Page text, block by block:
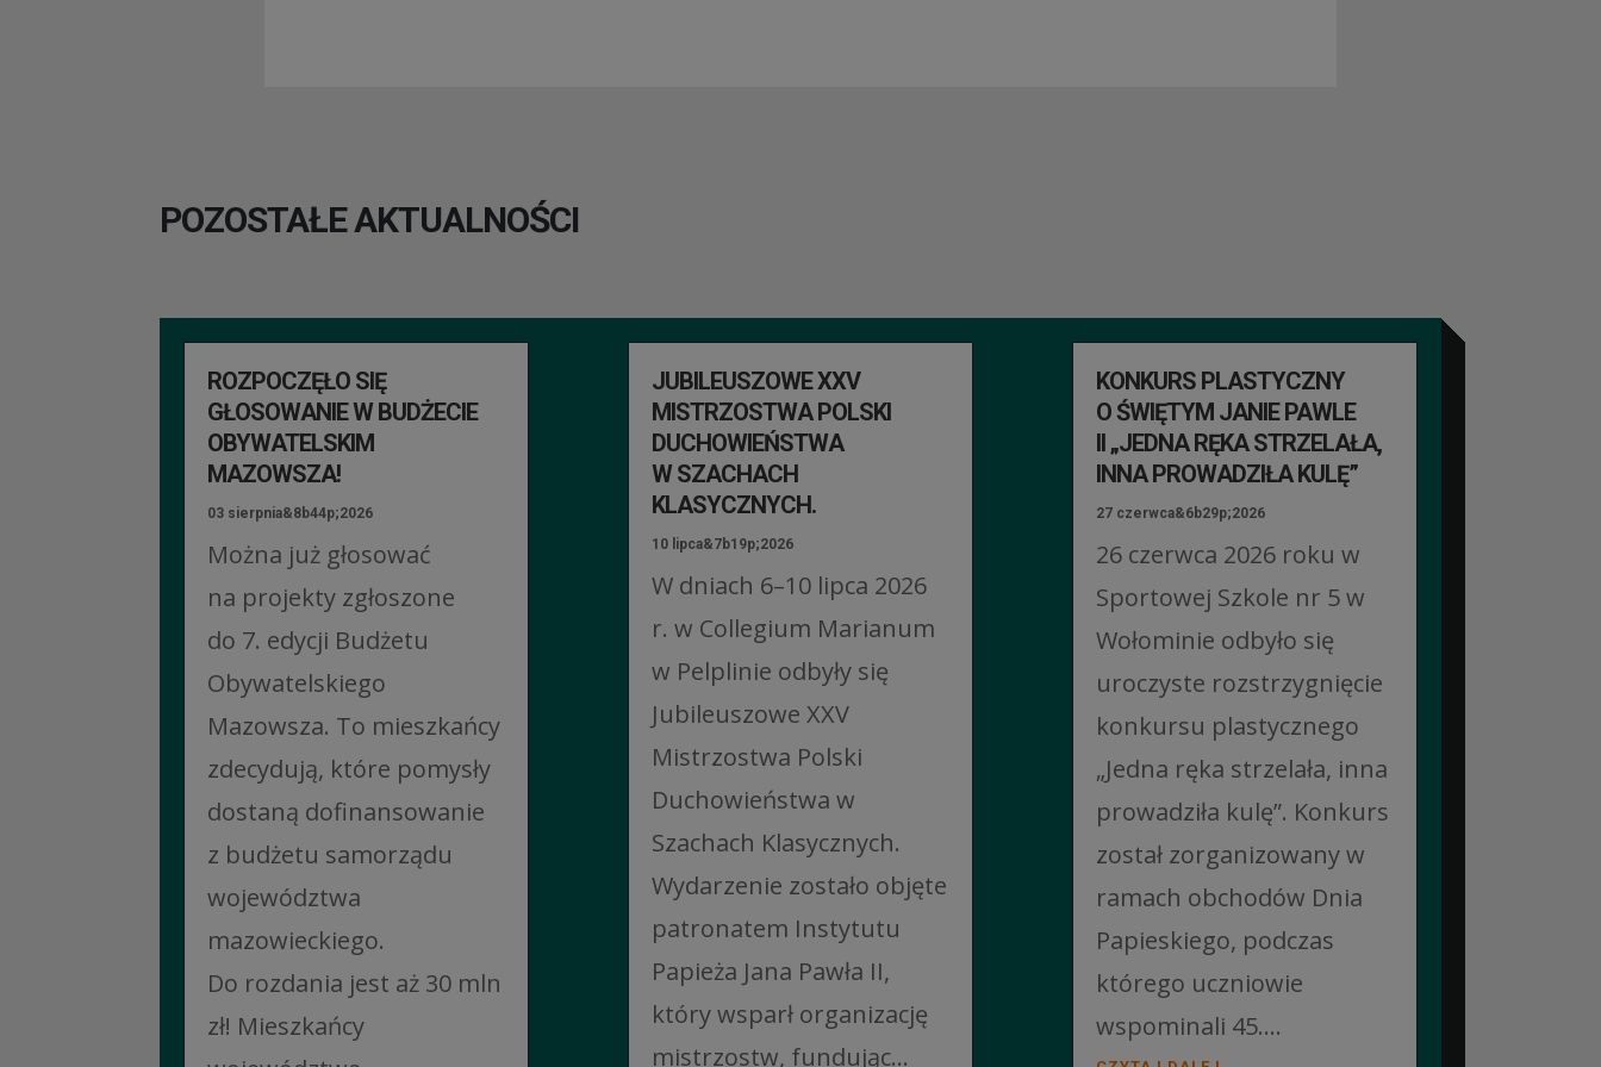
POZOSTAŁE AKTUALNOŚCI
ROZPOCZĘŁO SIĘ
GŁOSOWANIE W BUDŻECIE
OBYWATELSKIM
MAZOWSZA!
03 sierpnia&8b44p;2026
Można już głosować
na projekty zgłoszone
do 7. edycji Budżetu
Obywatelskiego
Mazowsza. To mieszkańcy
zdecydują, które pomysły
dostaną dofinansowanie
z budżetu samorządu
województwa
mazowieckiego.
Do rozdania jest aż 30 mln
zł! Mieszkańcy
JUBILEUSZOWE XXV
MISTRZOSTWA POLSKI
DUCHOWIEŃSTWA
W SZACHACH
KLASYCZNYCH.
10 lipca&7b19p;2026
W dniach 6–10 lipca 2026
r. w Collegium Marianum
w Pelplinie odbyły się
Jubileuszowe XXV
Mistrzostwa Polski
Duchowieństwa w
Szachach Klasycznych.
Wydarzenie zostało objęte
patronatem Instytutu
Papieża Jana Pawła II,
który wsparł organizację
mistrzostw, fundując...
KONKURS PLASTYCZNY
O ŚWIĘTYM JANIE PAWLE
II „JEDNA RĘKA STRZELAŁA,
INNA PROWADZIŁA KULĘ”
27 czerwca&6b29p;2026
26 czerwca 2026 roku w
Sportowej Szkole nr 5 w
Wołominie odbyło się
uroczyste rozstrzygnięcie
konkursu plastycznego
„Jedna ręka strzelała, inna
prowadziła kulę”. Konkurs
został zorganizowany w
ramach obchodów Dnia
Papieskiego, podczas
którego uczniowie
wspominali 45....